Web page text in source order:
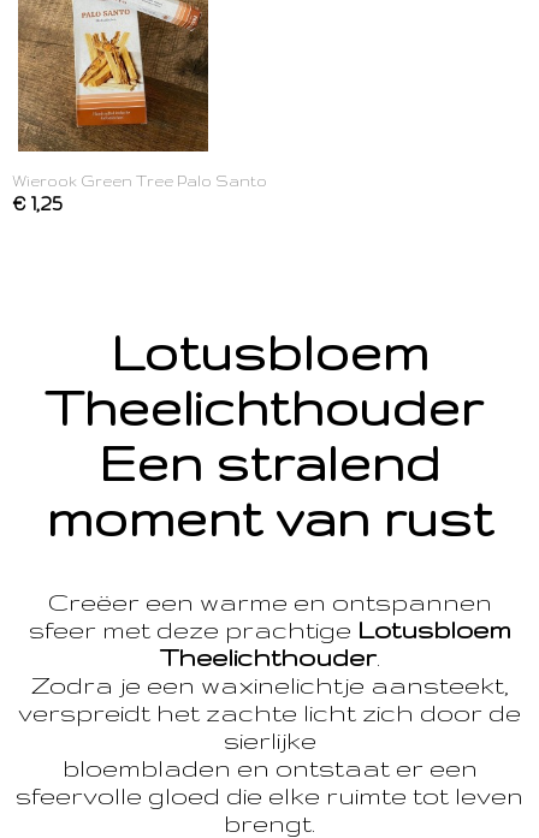
Wierook Green Tree Palo Santo
€ 1,25
Lotusbloem
Theelichthouder
Een stralend
moment van rust
Creëer een warme en ontspannen
sfeer met deze prachtige Lotusbloem
Theelichthouder.
Zodra je een waxinelichtje aansteekt,
verspreidt het zachte licht zich door de
sierlijke
bloembladen en ontstaat er een
sfeervolle gloed die elke ruimte tot leven
brengt.